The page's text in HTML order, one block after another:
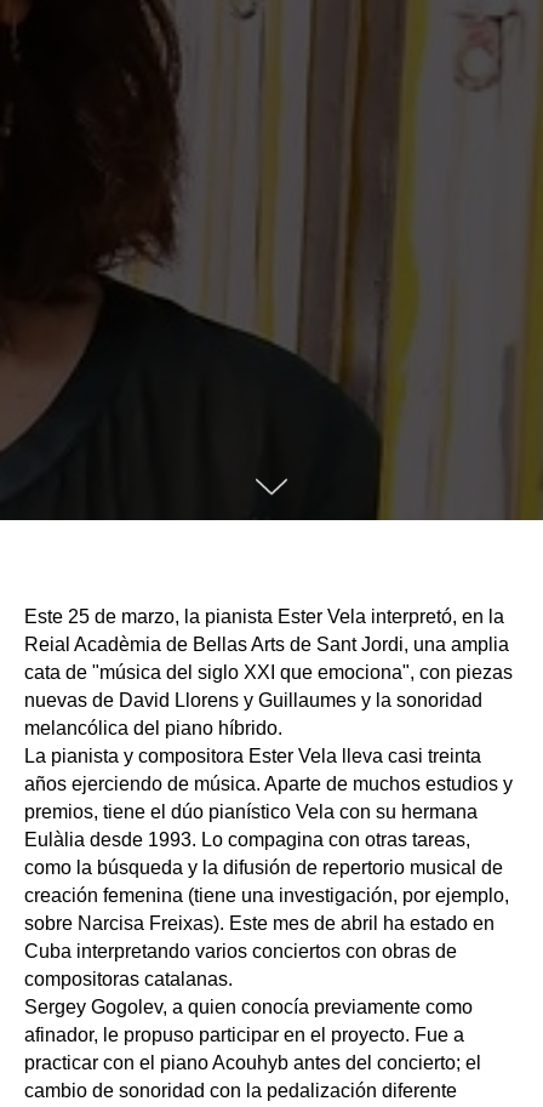
Este 25 de marzo, la pianista Ester Vela interpretó, en la
Reial Acadèmia de Bellas Arts de Sant Jordi, una amplia
cata de "música del siglo XXI que emociona", con piezas
nuevas de David Llorens y Guillaumes y la sonoridad
melancólica del piano híbrido.
La pianista y compositora Ester Vela lleva casi treinta
años ejerciendo de música. Aparte de muchos estudios y
premios, tiene el dúo pianístico Vela con su hermana
Eulàlia desde 1993. Lo compagina con otras tareas,
como la búsqueda y la difusión de repertorio musical de
creación femenina (tiene una investigación, por ejemplo,
sobre Narcisa Freixas). Este mes de abril ha estado en
Cuba interpretando varios conciertos con obras de
compositoras catalanas.
Sergey Gogolev, a quien conocía previamente como
afinador, le propuso participar en el proyecto. Fue a
practicar con el piano Acouhyb antes del concierto; el
cambio de sonoridad con la pedalización diferente